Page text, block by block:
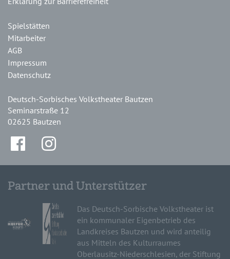
Spielstätten
Mitarbeiter
AGB
Impressum
Datenschutz
Deutsch-Sorbisches Volkstheater Bautzen
Seminarstraße 12
02625 Bautzen
Partner und Unterstützer
Das Deutsch-Sorbische Volkstheater ist
ein kommunaler Eigenbetrieb des
Landkreises Bautzen und wird anteilig
aus Mitteln des Kulturraumes
Oberlausitz-Niederschlesien, der Stiftung